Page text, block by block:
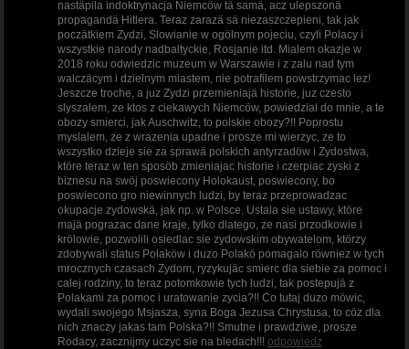
nastäpila indoktrynacja Niemcöw tä samä, acz ulepszonä
propagandä Hitlera. Teraz zarazä sä niezaszczepieni, tak jak
poczätkiem Zydzi, Slowianie w ogölnym pojeciu, czyli Polacy i
wszystkie narody nadbaltyckie, Rosjanie itd. Mialem okazje w
2018 roku odwiedzic muzeum w Warszawie i z zalu nad tym
walczäcym i dzielnym miastem, nie potrafilem powstrzymac lez!
Jeszcze troche, a juz Zydzi przemieniajä historie, juz czesto
slyszalem, ze ktos z ciekawych Niemcöw, powiedzial do mnie, a te
obozy smierci, jak Auschwitz, to polskie obozy?!! Poprostu
myslalem, ze z wrazenia upadne i prosze mi wierzyc, ze to
wszystko dzieje sie za sprawä polskich antyrzadöw i Zydostwa,
ktöre teraz w ten sposöb zmieniajac historie i czerpiac zyski z
biznesu na swöj poswiecony Holokaust, poswiecony, bo
poswiecono gro niewinnych ludzi, by teraz przeprowadzac
okupacje zydowskä, jak np. w Polsce. Ustala sie ustawy, ktöre
majä pograzac dane kraje, tylko dlatego, ze nasi przodkowie i
krölowie, pozwolili osiedlac sie zydowskim obywatelom, ktörzy
zdobywali status Polaköw i duzo Polakö pomagalo röwniez w tych
mrocznych czasach Zydom, ryzykujäc smierc dla siebie za pomoc i
calej rodziny, to teraz potomkowie tych ludzi, tak postepujä z
Polakami za pomoc i uratowanie zycia?!! Co tutaj duzo möwic,
wydali swojego Msjasza, syna Boga Jezusa Chrystusa, to cöz dla
nich znaczy jakas tam Polska?!! Smutne i prawdziwe, prosze
Rodacy, zacznijmy uczyc sie na bledach!!! odpowiedz